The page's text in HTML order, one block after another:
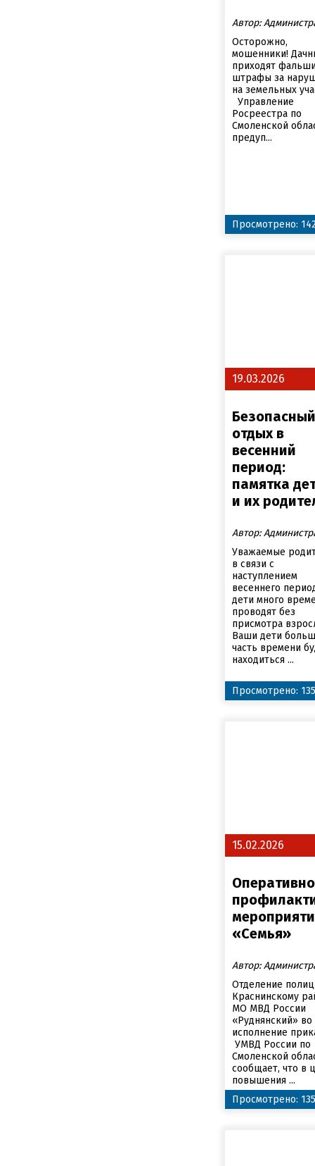
Автор:
️Осторожно,
мошенники!
приходят
штрафы за
на земельных
️Управление
Росреестра по
Смоленской
предуп...
Просмотрено:
19.03.2026
Безопасный
отдых в
весенний
период:
памятка
и их
Автор:
Уважаемые
в связи с
наступлением
весеннего
дети много
проводят без
присмотра
Ваши дети
часть времени
находиться ...
Просмотрено: 135
15.02.2026
«Семья»
Автор:
Отделение
Краснинскому
МО МВД России
«Руднянский» во
исполнение
УМВД России по
Смоленской
сообщает, что в
повышения ...
Просмотрено: 135